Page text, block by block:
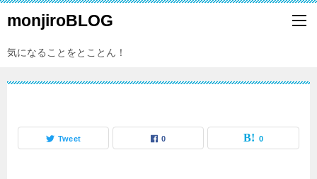
monjiroBLOG
気になることをとことん！
Tweet 0 0